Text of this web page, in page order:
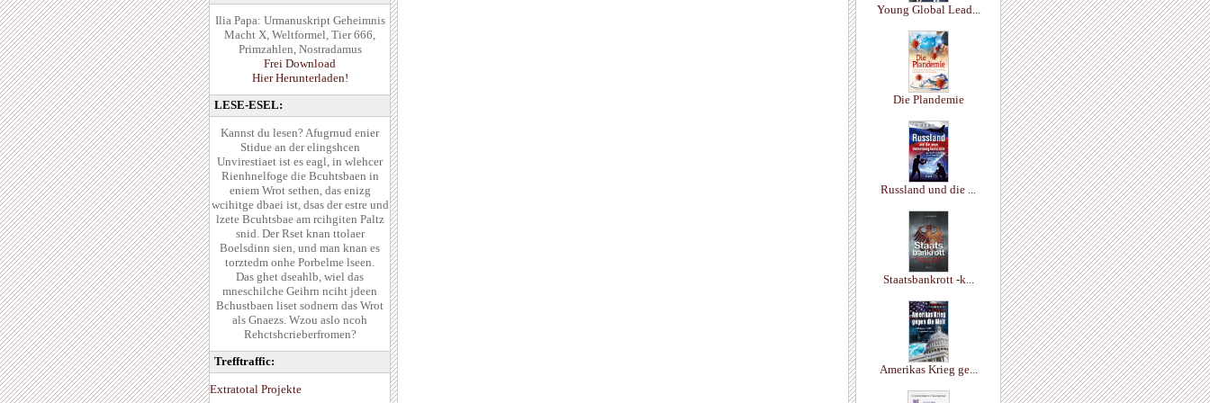
Ilia Papa: Urmanuskript Geheimnis
Macht X, Weltformel, Tier 666,
Primzahlen, Nostradamus
Frei Download
Hier Herunterladen!
LESE-ESEL:
Kannst du lesen? Afugrnud enier
Stidue an der elingshcen
Unvirestiaet ist es eagl, in wlehcer
Rienhnelfoge die Bcuhtsbaen in
eniem Wrot sethen, das enizg
wcihitge dbaei ist, dsas der estre und
lzete Bcuhtsbae am rcihgiten Paltz
snid. Der Rset knan ttolaer
Boelsdinn sien, und man knan es
torztedm onhe Porbelme lseen.
Das ghet dseahlb, wiel das
mneschilche Geihrn nciht jdeen
Bchustbaen liset sodnern das Wrot
als Gnaezs. Wzou aslo ncoh
Rehctshcrieberfromen?
Trefftraffic:
Extratotal Projekte
Young Global Lead...
Die Plandemie
Russland und die ...
Staatsbankrott -k...
Amerikas Krieg ge...